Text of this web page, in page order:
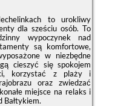
to urokliwy
dla sześciu osób. To
wypoczynek nad
są komfortowe,
w niezbędne
cieszyć się spokojem
korzystać z plaży i
oraz zwiedzać
miejsce na relaks i
Bałtykiem.